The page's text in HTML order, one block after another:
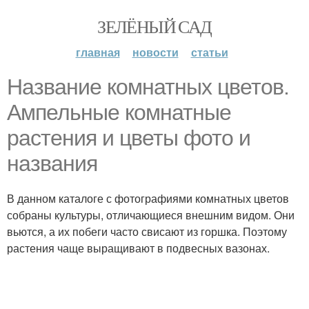
ЗЕЛЁНЫЙ САД
главная новости статьи
Название комнатных цветов.
Ампельные комнатные
растения и цветы фото и
названия
В данном каталоге с фотографиями комнатных цветов
собраны культуры, отличающиеся внешним видом. Они
вьются, а их побеги часто свисают из горшка. Поэтому
растения чаще выращивают в подвесных вазонах.